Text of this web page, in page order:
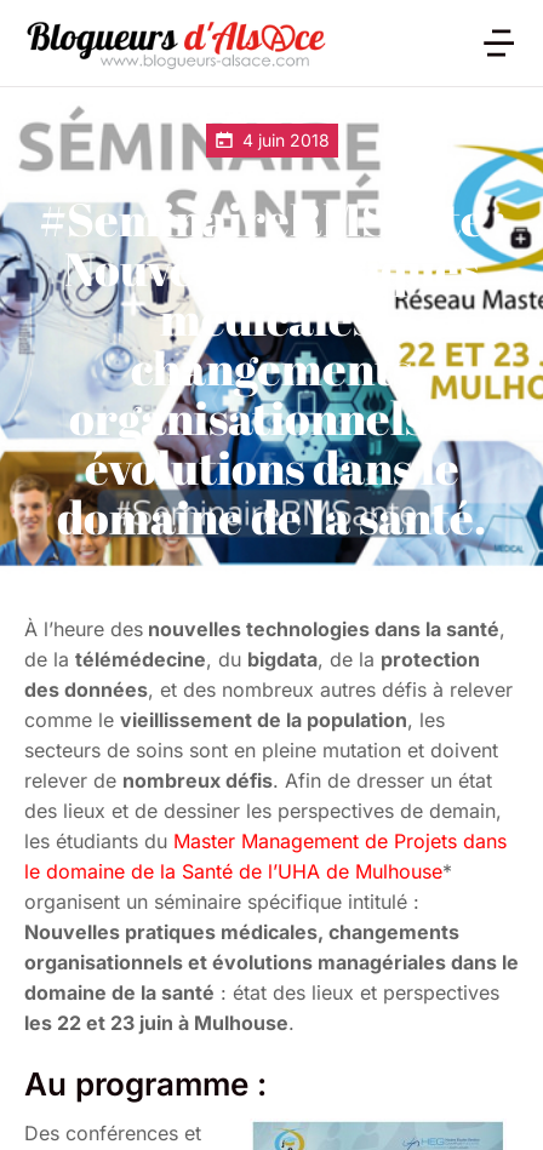
4 juin 2018
#SeminaireRMSante :
Nouvelles pratiques
médicales,
changements
organisationnels et
évolutions dans le
domaine de la santé.
À l’heure des nouvelles technologies dans la santé,
de la télémédecine, du bigdata, de la protection
des données, et des nombreux autres défis à relever
comme le vieillissement de la population, les
secteurs de soins sont en pleine mutation et doivent
relever de nombreux défis. Afin de dresser un état
des lieux et de dessiner les perspectives de demain,
les étudiants du Master Management de Projets dans
le domaine de la Santé de l’UHA de Mulhouse*
organisent un séminaire spécifique intitulé :
Nouvelles pratiques médicales, changements
organisationnels et évolutions managériales dans le
domaine de la santé : état des lieux et perspectives
les 22 et 23 juin à Mulhouse.
Au programme :
Des conférences et